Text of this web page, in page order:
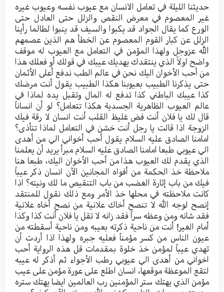
حدیثنا اللیلة في تعامل الانسان مع عیوب نفسه وعیوب غیره
غیر المعصوم في معرض النقص والزلل حتی العادل حتی
الورع کما یقال الجواد قد یکبوا والسیف قد ینبوا لطالما رأينا
الزلل عن کبار القوم المعصوم عن الخطأ هم الذین عصمهم
الله عزوجل ولهذا المؤمن في التعامل مع العیوب له موقف
واضح اولاً الذي ینتقدك يهديك عيبك في قولك أو فعلك هذا
من أحب الأخوان الیك نحن في عالم الطب ندفع أعلى الأثمان
حتی یذکرنا الطبیب بعیوبنا هکذا الطبیب یقول أنت مرضك
کذا عیبك الباطني کذا تدفع له المال وتقبل یده لماذا في
عالم العیوب الظاهریة الجسدیة هکذا تتعامل؟ لو أن انساناً
قال لك یا فلان أنت فض غلیظ القلب أنت انسان لا رقة فیك
الزوجة اذا قالت یا رجل أنت خشن في التعامل لماذا تتأذی؟
امامنا الصادق علیه السلام یقول أحب أخواني الي من أهدی
الي عیوبي طبعا امامنا الصادق علیه السلام مبرأ یرید أن یعلمنا
الذي یقدم لك العیوب هذا من أحب الأخوان الیك، طبعا هنا
ملاحظة خذ الحکمة من أفواه المجانین الآن انسان ذکر عیباً
فیك من باب إثارة الغضب من باب التنقیص ما لك ونيته؟ اذا
کانت ملاحظته في محلها خذ الأمر ومع ذلك نقول للمنتقد
إنصح لوجه الله لا تنصح أخاك علانية من نصح أخاه علانیة
فقد شانه ومن وعظه سراً فقد زانه لا تقل یا فلان أنت کذا وکذا
أمام الغیر! أنت من ناحیة ذکرته بعیبه ومن ناحیة أسقطته من
عیون الناس من کسر مؤمناً فعلیه جبره ولهذا اذا أردت أن
تهدي عیباً لمؤمن خذ خلوة بمقدمات قل هذه الروایة أحب
اخواني من أهدی الي عيوبي رطب الأجواء ثم أذکر له عیبه
لتقع الموعظة موقعها، انسان اطلع علی عورة مؤمن علی عیب
مؤمن الذي يهتك ستر المؤمنين رب العالمین ایضا یهتك ستره